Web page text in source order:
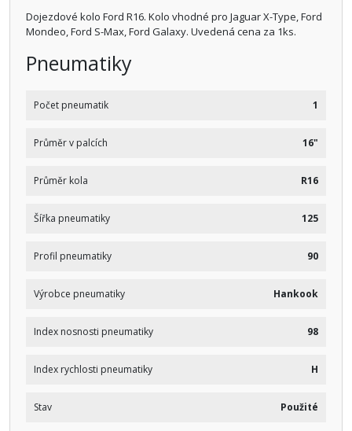
Dojezdové kolo Ford R16. Kolo vhodné pro Jaguar X-Type, Ford
Mondeo, Ford S-Max, Ford Galaxy. Uvedená cena za 1ks.
Pneumatiky
Počet pneumatik 1
Průměr v palcích 16"
Průměr kola R16
Šířka pneumatiky 125
Profil pneumatiky 90
Výrobce pneumatiky Hankook
Index nosnosti pneumatiky 98
Index rychlosti pneumatiky H
Stav Použité